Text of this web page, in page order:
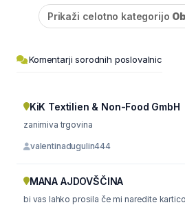
Prikaži celotno kategorijo
Komentarji sorodnih poslovalnic
KiK Textilien & Non-Food GmbH
zanimiva trgovina
valentinadugulin444
MANA AJDOVŠČINA
bi vas lahko prosila če mi naredite